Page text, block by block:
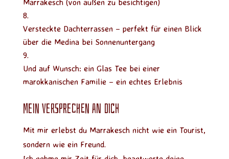
Marrakesch (von außen zu besichtigen)
Versteckte Dachterrassen – perfekt für einen Blick
über die Medina bei Sonnenuntergang
Und auf Wunsch: ein Glas Tee bei einer
marokkanischen Familie – ein echtes Erlebnis
Mein Versprechen an dich
Mit mir erlebst du Marrakesch nicht wie ein Tourist,
sondern wie ein Freund.